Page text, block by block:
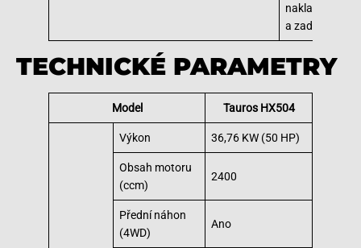
nakladač
a zadní bagr.
TECHNICKÉ PARAMETRY
Model Tauros HX504
Výkon 36,76 KW (50 HP)
Obsah motoru
(ccm)
2400
Přední náhon
(4WD)
Ano